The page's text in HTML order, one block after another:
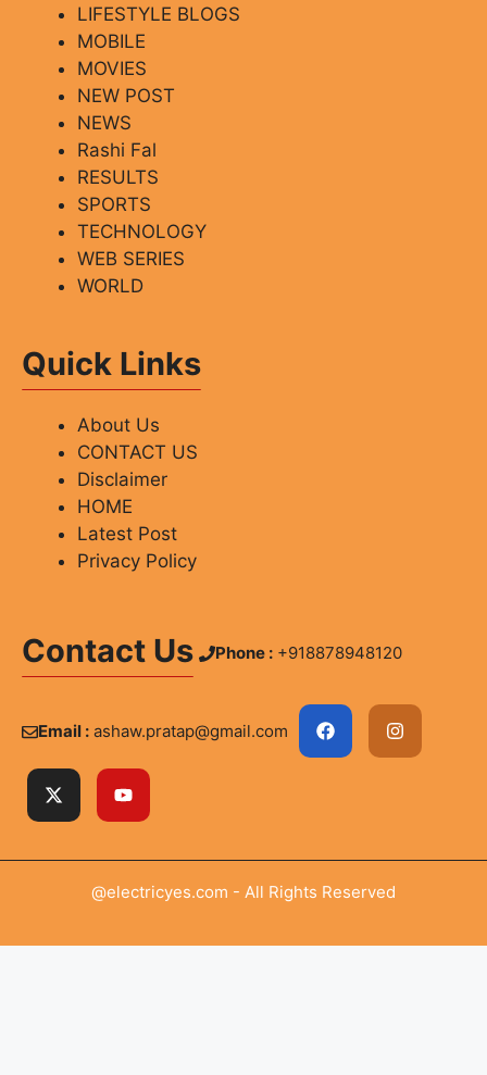
LIFESTYLE BLOGS
MOBILE
MOVIES
NEW POST
NEWS
Rashi Fal
RESULTS
SPORTS
TECHNOLOGY
WEB SERIES
WORLD
Quick Links
About Us
CONTACT US
Disclaimer
HOME
Latest Post
Privacy Policy
Contact Us Phone : +918878948120
Email : ashaw.pratap@gmail.com
@electricyes.com - All Rights Reserved